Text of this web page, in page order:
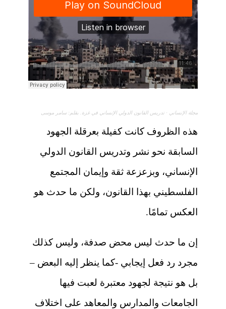
مجلة الإنساني · تدريس القانون الدولي الإنساني في غزة. بقلم: سامر موسى
هذه الظروف كانت كفيلة بعرقلة الجهود
السابقة نحو نشر وتدريس القانون الدولي
الإنساني، وبزعزعة ثقة وإيمان المجتمع
الفلسطيني بهذا القانون، ولكن ما حدث هو
العكس تمامًا.
إن ما حدث ليس محض صدفة، وليس كذلك
مجرد رد فعل إيجابي -كما ينظر إليه البعض –
بل هو نتيجة لجهود معتبرة لعبت فيها
الجامعات والمدارس والمعاهد على اختلاف